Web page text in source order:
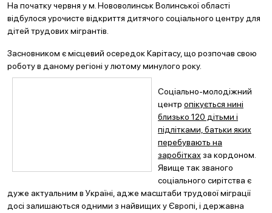
На початку червня у м. Нововолинськ Волинської області
відбулося урочисте відкриття дитячого соціального центру для
дітей трудових мігрантів.
Засновником є місцевий осередок Карітасу, що розпочав свою
роботу в даному регіоні у лютому минулого року.
Соціально-молодіжний
центр опікується нині
близько 120 дітьми і
підлітками, батьки яких
перебувають на
заробіткахза кордоном.
Явище так званого
соціального сирітства є
дуже актуальним в Україні, адже масштаби трудової міграції
досі залишаються одними з найвищих у Європі, і державна